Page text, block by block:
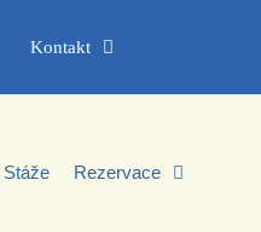
Kontakt
Stáže Rezervace